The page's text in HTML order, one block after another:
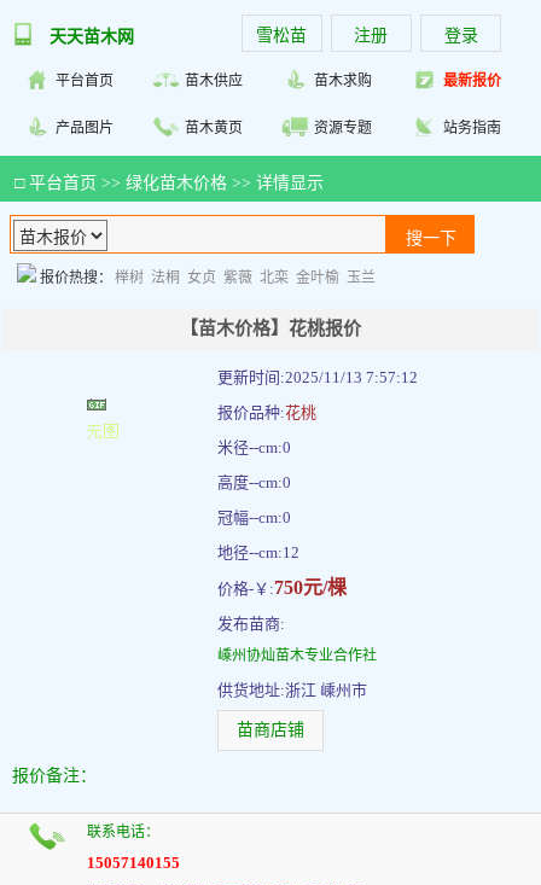
天天苗木网 雪松苗 注册 登录
平台首页 苗木供应 苗木求购 最新报价
产品图片 苗木黄页 资源专题 站务指南
□ 平台首页 >> 绿化苗木价格 >> 详情显示
报价热搜： 榉树 法桐 女贞 紫薇 北栾 金叶榆 玉兰
【苗木价格】花桃报价
更新时间:2025/11/13 7:57:12
报价品种:花桃
米径--cm:0
高度--cm:0
冠幅--cm:0
地径--cm:12
价格-￥:750元/棵
发布苗商:
嵊州协灿苗木专业合作社
供货地址:浙江 嵊州市
苗商店铺
报价备注：
联系电话：
15057140155